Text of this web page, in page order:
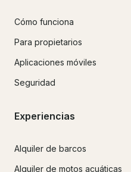
Cómo funciona
Para propietarios
Aplicaciones móviles
Seguridad
Experiencias
Alquiler de barcos
Alquiler de motos acuáticas